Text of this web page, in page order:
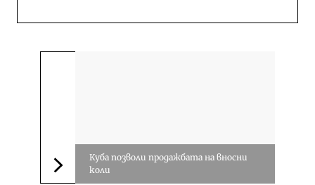
Куба позволи продажбата на вносни
коли